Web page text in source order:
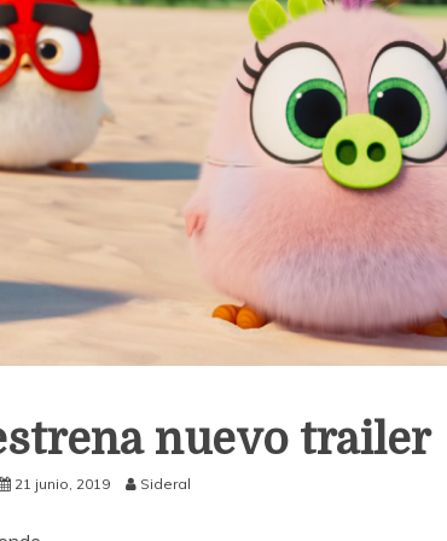
nuevo trailer
21 junio, 2019 Sideral